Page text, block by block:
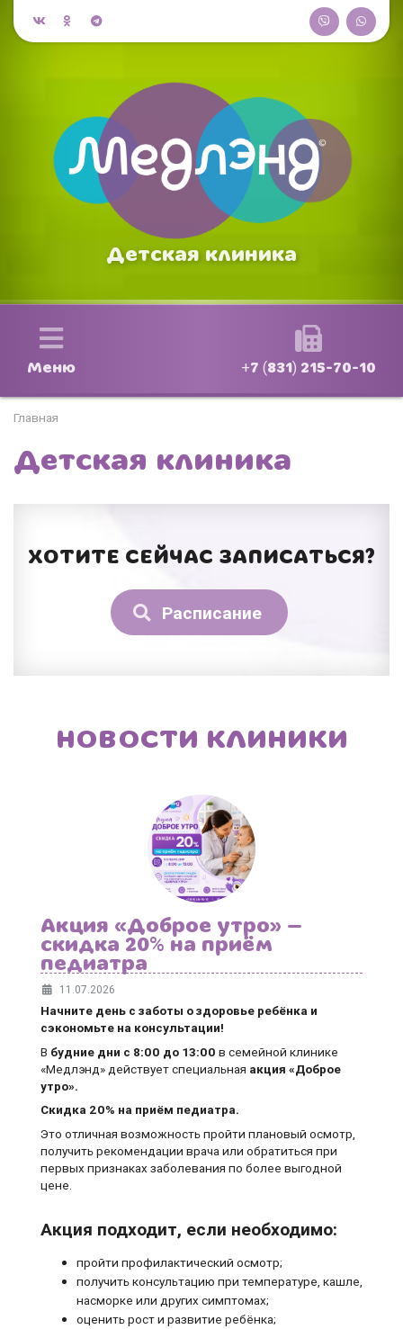
Детская клиника
Меню +7 (831) 215-70-10
Главная
Детская клиника
ХОТИТЕ СЕЙЧАС ЗАПИСАТЬСЯ?
Расписание
НОВОСТИ КЛИНИКИ
Акция «Доброе утро» —
скидка 20% на приём
педиатра
11.07.2026
Начните день с заботы о здоровье ребёнка и
сэкономьте на консультации!
В будние дни с 8:00 до 13:00 в семейной клинике
«Медлэнд» действует специальная акция «Доброе
утро».
Скидка 20% на приём педиатра.
Это отличная возможность пройти плановый осмотр,
получить рекомендации врача или обратиться при
первых признаках заболевания по более выгодной
цене.
Акция подходит, если необходимо:
пройти профилактический осмотр;
получить консультацию при температуре, кашле,
насморке или других симптомах;
оценить рост и развитие ребёнка;